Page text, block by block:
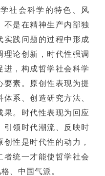
社会科学的特色、风
不是在精神生产内部独
实践问题的过程中形成
理论创新，时代性强调
进，构成哲学社会科学
要素。原创性表现为提
系、创造研究方法、
果。时代性表现为回应
引领时代潮流、反映时
性是时代性的动力，
者统一才能使哲学社会
、中国气派。